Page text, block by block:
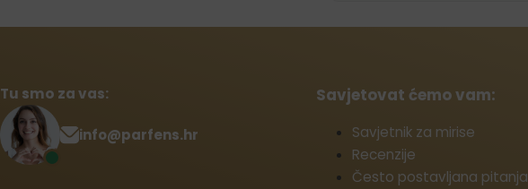
Tu smo za vas:
info@parfens.hr
Savjetovat ćemo vam:
Savjetnik za mirise
Recenzije
Često postavljana pitanja